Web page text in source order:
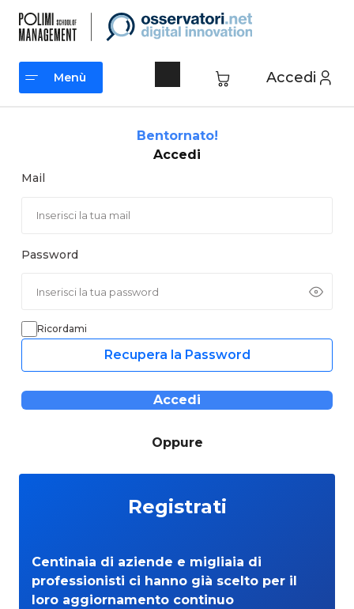
contenuto
Accedi
Menù
Bentornato!
Accedi
Mail
Password
Ricordami
Recupera la Password
Accedi
Oppure
Registrati
Centinaia di aziende e migliaia di
professionisti ci hanno già scelto per il
loro aggiornamento continuo